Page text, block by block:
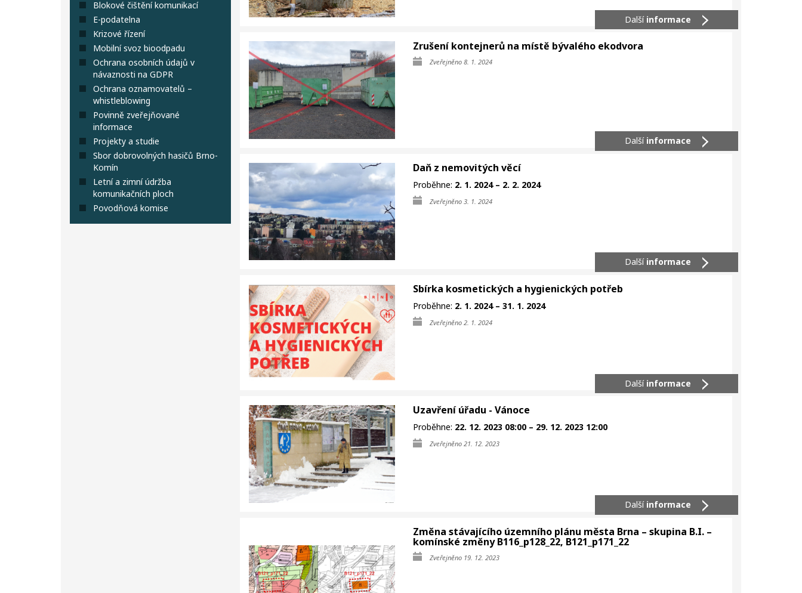
Další informace
Zrušení kontejnerů na místě bývalého ekodvora
Zveřejněno 8. 1. 2024
Další informace
Daň z nemovitých věcí
Proběhne: 2. 1. 2024 – 2. 2. 2024
Zveřejněno 3. 1. 2024
Další informace
Sbírka kosmetických a hygienických potřeb
Proběhne: 2. 1. 2024 – 31. 1. 2024
Zveřejněno 2. 1. 2024
Další informace
Uzavření úřadu - Vánoce
Proběhne: 22. 12. 2023 08:00 – 29. 12. 2023 12:00
Zveřejněno 21. 12. 2023
Další informace
Změna stávajícího územního plánu města Brna – skupina B.I. –
komínské změny B116_p128_22, B121_p171_22
Zveřejněno 19. 12. 2023
Blokové čištění komunikací
E-podatelna
Krizové řízení
Mobilní svoz bioodpadu
Ochrana osobních údajů v
návaznosti na GDPR
Ochrana oznamovatelů –
whistleblowing
Povinně zveřejňované
informace
Projekty a studie
Sbor dobrovolných hasičů Brno-
Komín
Letní a zimní údržba
komunikačních ploch
Povodňová komise